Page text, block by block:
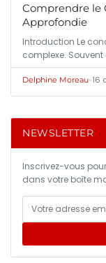
Comprendre le
Approfondie
Introduction Le
complexe.
Delphine Moreau•16
NEWSLETTER
Inscrivez-vous
dans votre boîte